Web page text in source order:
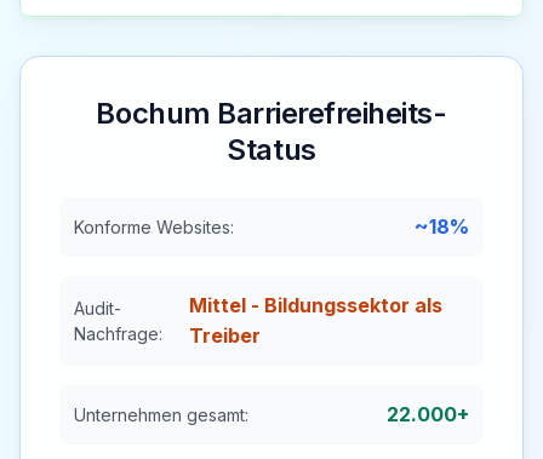
Bochum Barrierefreiheits-
Status
Konforme Websites: ~18%
Audit-
Nachfrage:
Mittel - Bildungssektor als
Treiber
Unternehmen gesamt: 22.000+